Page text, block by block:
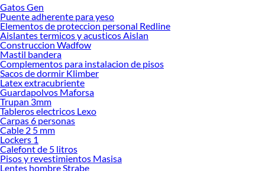
Gatos Gen
Puente adherente para yeso
Elementos de proteccion personal Redline
Aislantes termicos y acusticos Aislan
Construccion Wadfow
Mastil bandera
Complementos para instalacion de pisos
Sacos de dormir Klimber
Latex extracubriente
Guardapolvos Maforsa
Trupan 3mm
Tableros electricos Lexo
Carpas 6 personas
Cable 2 5 mm
Lockers 1
Calefont de 5 litros
Pisos y revestimientos Masisa
Lentes hombre Strabe